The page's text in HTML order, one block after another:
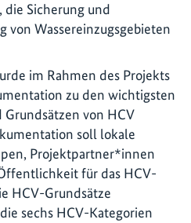
Sicherung und
von Wassereinzugsgebieten
im Rahmen des Projekts
zu den wichtigsten
von HCV
soll lokale
Projektpartner*innen
für das HCV-
HCV-Grundsätze
sechs HCV-Kategorien